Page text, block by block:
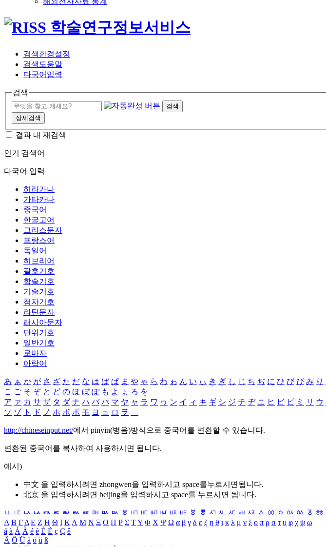
검색환경설정
검색도움말
다국어입력
검색
검색
상세검색
결과 내 재검색
인기 검색어
다국어 입력
히라가나
가타카나
중국어
한글고어
그리스문자
프랑스어
독일어
히브리어
괄호기호
학술기호
기술기호
첨자기호
라틴문자
러시아문자
단위기호
일반기호
로마자
아랍어
あ ぁ か が さ ざ た だ な は ば ぱ ま や ゃ ら わ ゎ ん い ぃ き ぎ し じ ち ぢ に ひ び ぴ み り
こ ご そ ぞ と ど の ほ ぼ ぽ も よ ょ ろ を
ア ァ カ サ ザ タ ダ ナ ハ バ パ マ ヤ ャ ラ ワ ヮ ン イ ィ キ ギ シ ジ チ ヂ ニ ヒ ビ ピ ミ リ ウ
ソ ゾ ト ド ノ ホ ボ ポ モ ヨ ョ ロ ヲ ―
http://chineseinput.net/에서 pinyin(병음)방식으로 중국어를 변환할 수 있습니다.
변환된 중국어를 복사하여 사용하시면 됩니다.
예시)
中文 을 입력하시려면 zhongwen을 입력하시고 space를누르시면됩니다.
北京 을 입력하시려면 beijing을 입력하시고 space를 누르시면 됩니다.
ㅥ ㅦ ㅧ ㅨ ㅩ ㅪ ㅫ ㅬ ㅭ ㅮ ㅯ ㅰ ㅱ ㅲ ㅳ ㅴ ㅵ ㅶ ㅷ ㅸ ㅹ ㅺ ㅻ ㅼ ㅽ ㅾ ㅿ ㆀ ㆁ ㆂ ㆃ ㆄ ㆅ
Α Β ΓΔ Ε Ζ Η Θ Ι ΚΛ Μ Ν Ξ Ο Π Ρ Σ ΤΥ Φ Χ Ψ Ω α β γ δ ε ζ η θ ι κ λ μ ν ξ ο π ρ σ τ υ φ χ ψ ω
á à Á À é è É È ç Ç ê
Ä Ö Ü ä ö ü ß